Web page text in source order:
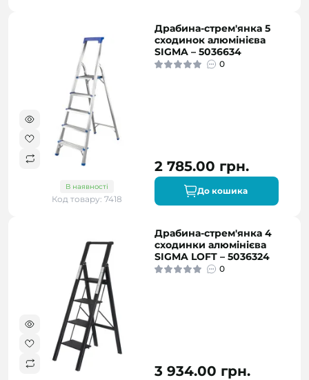
В наявності
Код товару: 7418
Драбина-стрем'янка 5
сходинок алюмінієва
SIGMA – 5036634
0
2 785.00 грн.
До кошика
Драбина-стрем'янка 4
сходинки алюмінієва
SIGMA LOFT – 5036324
0
3 934.00 грн.